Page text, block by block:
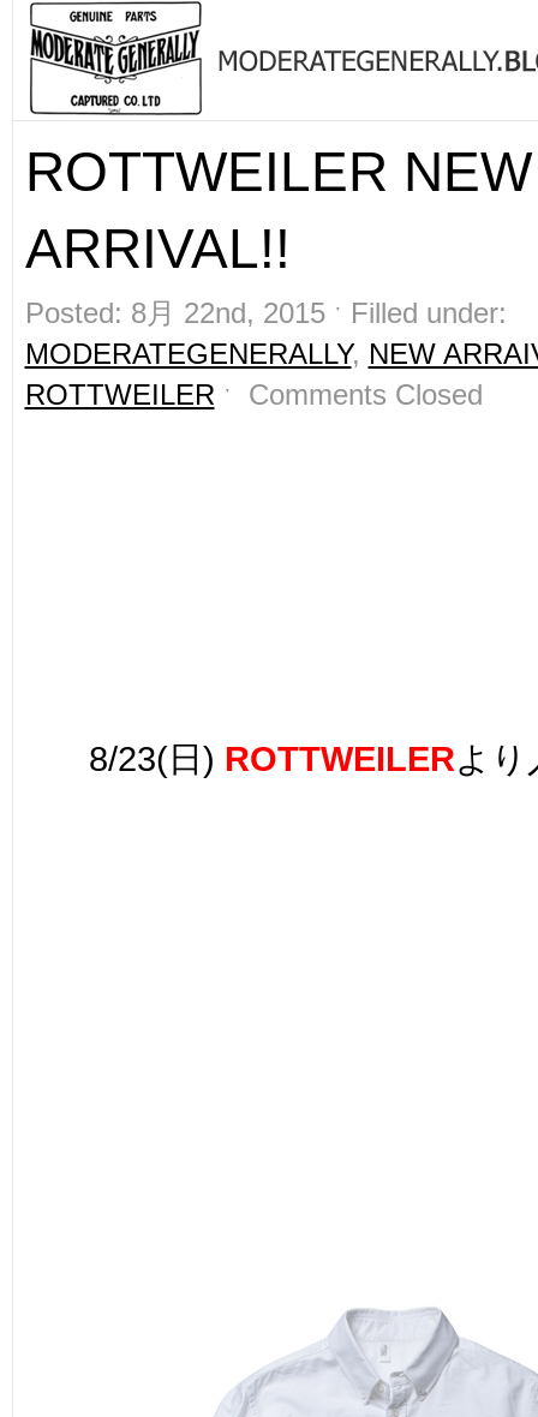
ROTTWEILER NEW
ARRIVAL!!
Posted: 8月 22nd, 2015 ˑ Filled under:
MODERATEGENERALLY, NEW
ROTTWEILER ˑ Comments Closed
8/23(日) ROTTWEILERより